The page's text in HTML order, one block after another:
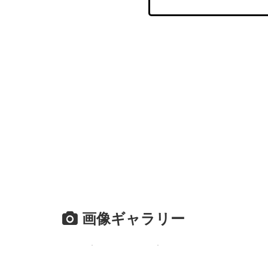
画像ギャラリー